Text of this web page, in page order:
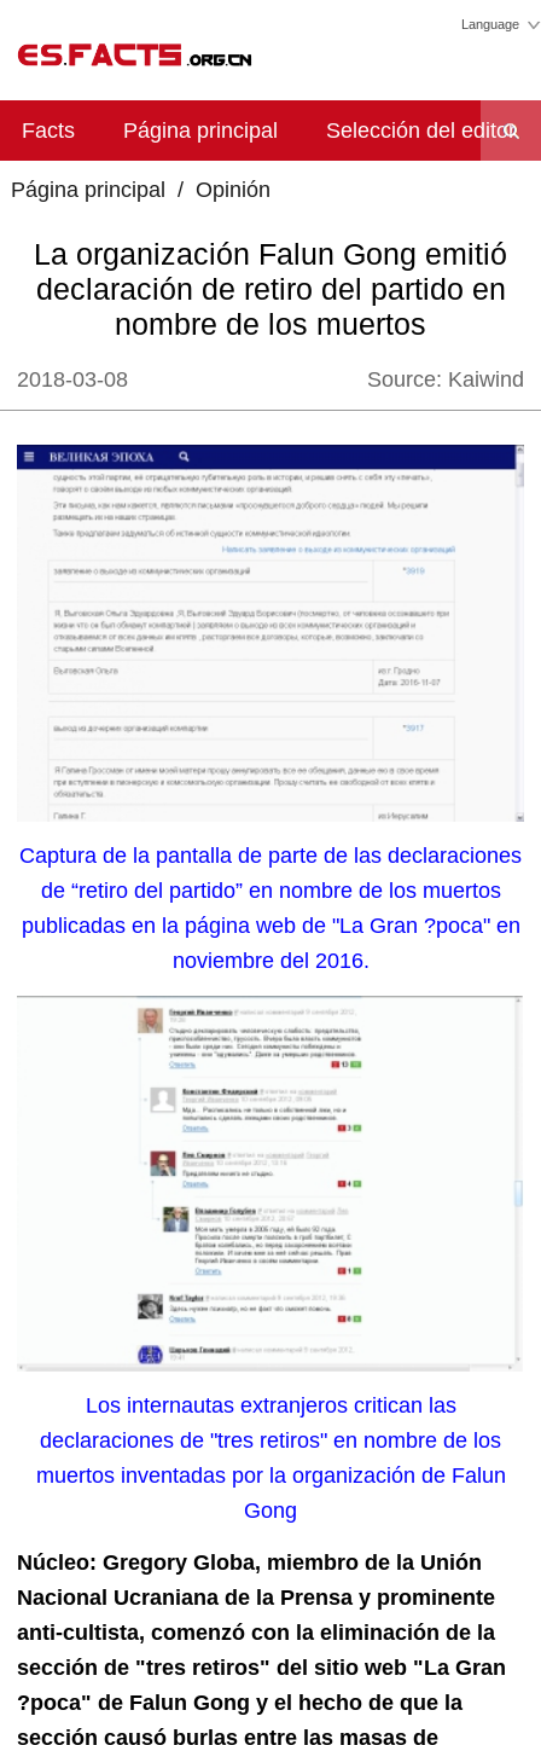
Language
Facts Página principal Selección del editor
Página principal / Opinión
La organización Falun Gong emitió
declaración de retiro del partido en
nombre de los muertos
2018-03-08 Source: Kaiwind
Captura de la pantalla de parte de las declaraciones
de “retiro del partido” en nombre de los muertos
publicadas en la página web de "La Gran ?poca" en
noviembre del 2016.
Los internautas extranjeros critican las
declaraciones de "tres retiros" en nombre de los
muertos inventadas por la organización de Falun
Gong
Núcleo: Gregory Globa, miembro de la Unión
Nacional Ucraniana de la Prensa y prominente
anti-cultista, comenzó con la eliminación de la
sección de "tres retiros" del sitio web "La Gran
?poca" de Falun Gong y el hecho de que la
sección causó burlas entre las masas de